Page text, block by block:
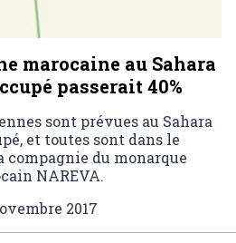
marocaine au Sahara
passerait 40%
sont prévues au Sahara
et toutes sont dans le
du monarque
NAREVA.
2017